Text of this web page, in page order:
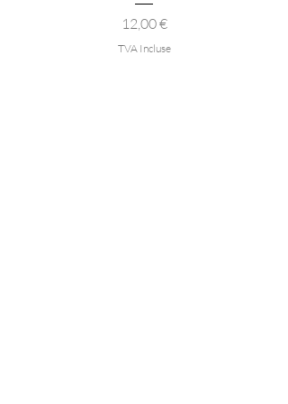
Prix
12,00 €
TVA Incluse